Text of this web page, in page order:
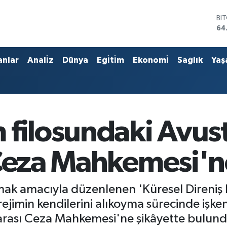
Anali̇z Dünya Eği̇ti̇m Ekonomi̇ Sağlık
filosundaki
amacıyla düzenlenen 'Küresel Direniş
kendilerini alıkoyma sürecinde
Ceza Mahkemesi'ne şikâyette